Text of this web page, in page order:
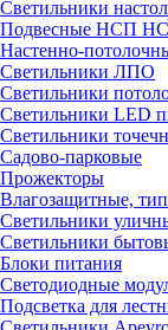
Светильники
Подвесные НСП
Настенно-
Светильники ЛПО
Светильники
Светильники LED
Светильники
Садово-парковые
Прожекторы
Влагозащитные,
Светильники
Светильники
Блоки питания
Светодиодные
Подсветка для